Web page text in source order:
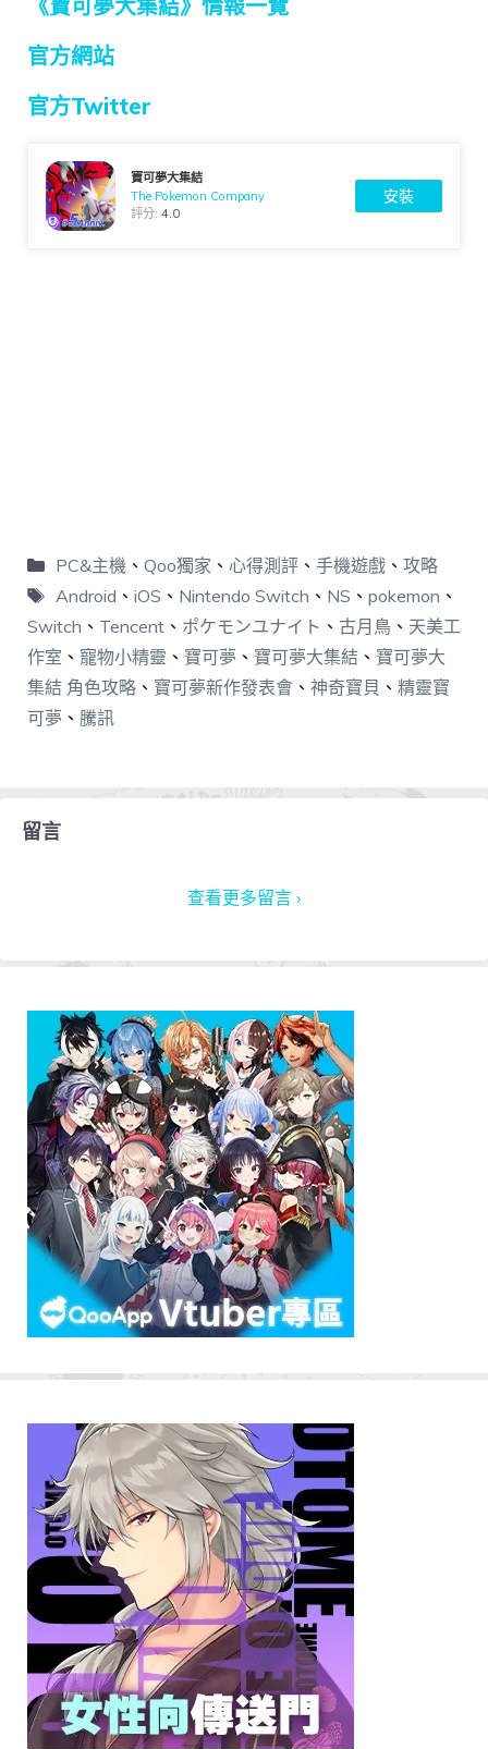
《寶可夢大集結》情報一覽
官方網站
官方Twitter
寶可夢大集結
The Pokemon Company
評分:4.0
安裝
PC&主機 、 Qoo獨家 、 心得測評、 手機遊戲、 攻略
Android 、 iOS 、 Nintendo Switch 、 NS 、 pokemon 、
Switch 、 Tencent 、 ポケモンユナイト 、 古月鳥 、 天美工
作室 、 寵物小精靈 、 寶可夢 、 寶可夢大集結 、 寶可夢大
集結 角色攻略 、 寶可夢新作發表會 、 神奇寶貝 、 精靈寶
可夢 、 騰訊
留言
查看更多留言 ›